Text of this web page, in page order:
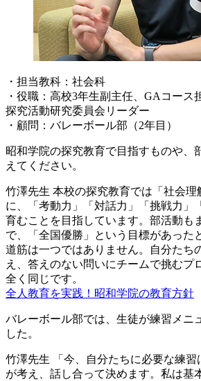
・担当教科：社会科
・役職：高校3年生副主任、GAコース
探究活動研究委員会リーダー
・顧問：バレーボール部（2年目）
昭和学院の探究教育で目指すものや、
えてください。
竹澤先生 本校の探究教育では「社会理
に、「考動力」「対話力」「挑戦力」
育むことを目指しています。部活動も
で、「全国優勝」という目標があった
道筋は一つではありません。自分たち
え、答えのない問いにチームで挑むプ
全く同じです。
全人教育を実践！昭和学院の教育方針
バレーボール部では、生徒が練習メニ
した。
竹澤先生 「今、自分たちに必要な練
が考え、話し合って決めます。私は基